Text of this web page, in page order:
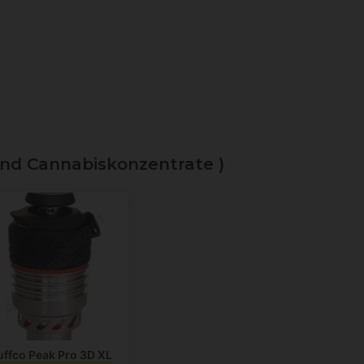
Cannabiskonzentrate )
Peak Pro 3D XL